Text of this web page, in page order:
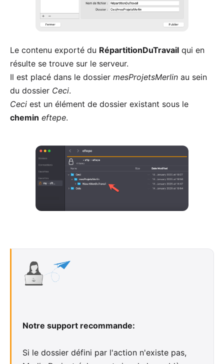
Le contenu exporté du RépartitionDuTravail qui en
résulte se trouve sur le serveur.
Il est placé dans le dossier mesProjetsMerlin au sein
du dossier Ceci.
Ceci est un élément de dossier existant sous le
chemin eftepe.
Notre support recommande:
Si le dossier défini par l'action n'existe pas,